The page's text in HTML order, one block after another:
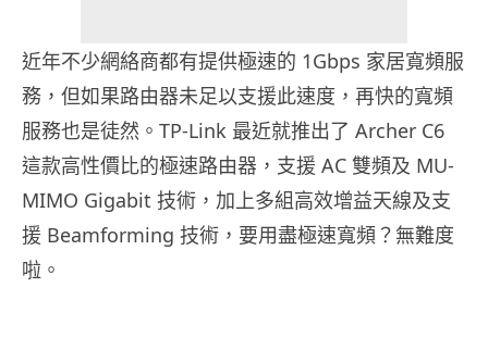
近年不少網絡商都有提供極速的 1Gbps 家居寬頻服
務，但如果路由器未足以支援此速度，再快的寬頻
服務也是徒然。TP-Link 最近就推出了 Archer C6
這款高性價比的極速路由器，支援 AC 雙頻及 MU-
MIMO Gigabit 技術，加上多組高效增益天線及支
援 Beamforming 技術，要用盡極速寬頻？無難度
啦。